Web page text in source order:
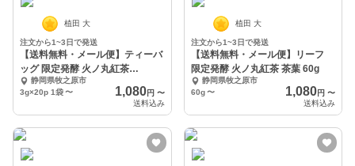
植田 大
注文から1~3日で発送
【送料無料・メール便】ティーバ
ッグ 限定発酵 火ノ丸紅茶
3g×20p
静岡県牧之原市
3g×20p 1袋〜 1,080円 〜
送料込み
植田 大
注文から1~3日で発送
【送料無料・メール便】リーフ
限定発酵 火ノ丸紅茶 茶葉 60g
静岡県牧之原市
60g 〜 1,080円 〜
送料込み